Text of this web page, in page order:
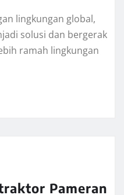
lingkungan global,
solusi dan bergerak
ramah lingkungan
Pameran